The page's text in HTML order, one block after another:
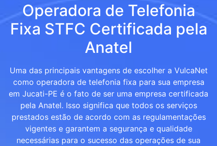
Operadora de Telefonia
Fixa STFC Certificada pela
Anatel
Uma das principais vantagens de escolher a VulcaNet
como operadora de telefonia fixa para sua empresa
em Jucati-PE é o fato de ser uma empresa certificada
pela Anatel. Isso significa que todos os serviços
prestados estão de acordo com as regulamentações
vigentes e garantem a segurança e qualidade
necessárias para o sucesso das operações de sua